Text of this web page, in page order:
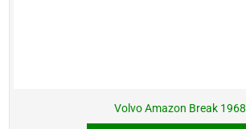
Volvo Amazon Break 1968